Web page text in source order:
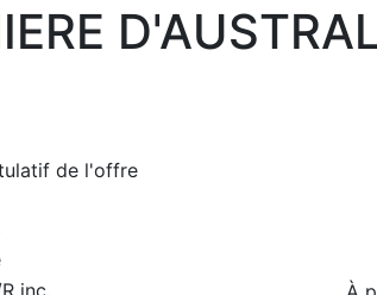
de l'offre
inc.